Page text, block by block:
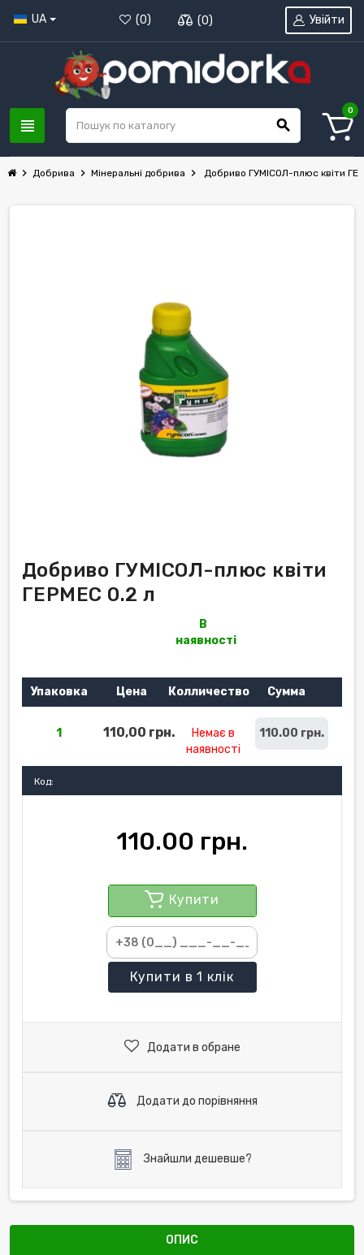
UA (0) (0)
view_headline search
Увійти
0
chevron_right Добрива chevron_right Мінеральні добрива chevron_right Добриво ГУМІСОЛ-плюс квіти
Добриво ГУМІСОЛ-плюс квіти
ГЕРМЕС 0.2 л
В
наявності
Упаковка Цена Колличество Сумма
1 110,00 грн.
Немає в
наявності
110.00 грн.
Код:
110.00 грн.
Купити
Купити в 1 клік
Додати в обране
Додати до порівняння
Знайшли дешевше?
ОПИС